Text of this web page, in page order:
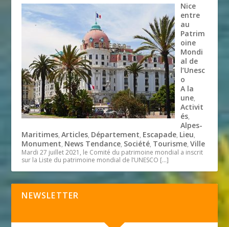
Nice
entre
au
Patrim
oine
Mondi
al de
l’Unesc
o
A la
une,
Activit
és,
Alpes-
Maritimes,Articles, Département, Escapade, Lieu,
Monument, News Tendance, Société, Tourisme,Ville
Mardi 27 juillet 2021, le Comité du patrimoine mondial a inscrit
sur la Liste du patrimoine mondial de l’UNESCO […]
NEWSLETTER